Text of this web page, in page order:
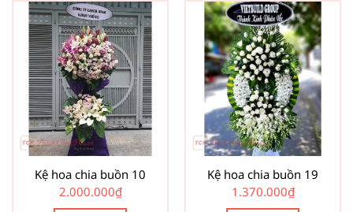
Kệ hoa chia buồn 10
2.000.000₫
Kệ hoa chia buồn 19
1.370.000₫